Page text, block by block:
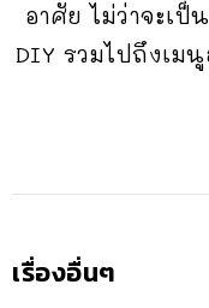
อาศัย ไม่ว่าจะเ
DIY รวมไปถึงเม
เรื่องอื่นๆ